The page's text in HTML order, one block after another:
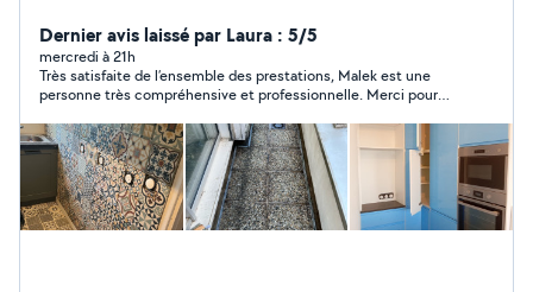
Tout les jour de la semaine
Dernier avis laissé par Laura : 5/5
mercredi à 21h
Très satisfaite de l’ensemble des prestations, Malek est une
personne très compréhensive et professionnelle. Merci pour